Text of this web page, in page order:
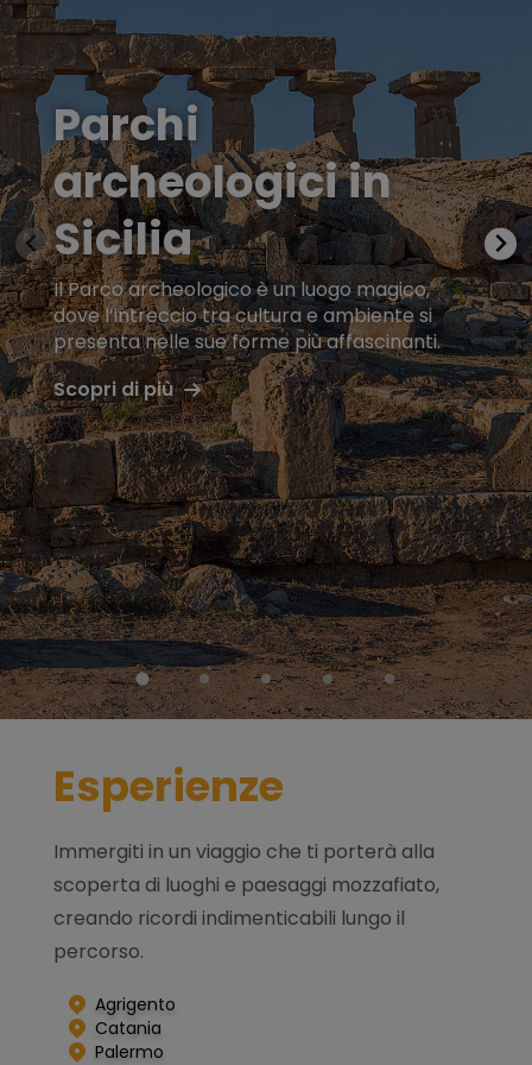
Parchi
archeologici in
Sicilia
Il Parco archeologico è un luogo magico,
dove l’intreccio tra cultura e ambiente si
presenta nelle sue forme più affascinanti.
Scopri di più
Esperienze
Immergiti in un viaggio che ti porterà alla
scoperta di luoghi e paesaggi mozzafiato,
creando ricordi indimenticabili lungo il
percorso.
Agrigento
I laghi della Sicilia
Catania
Palermo